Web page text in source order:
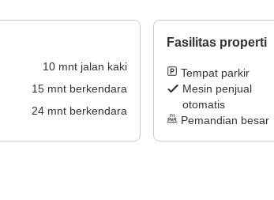
10mnt jalan kaki
15mnt berkendara
24mnt berkendara
Fasilitas properti
Tempat parkir
Mesin penjual
otomatis
Pemandian besar